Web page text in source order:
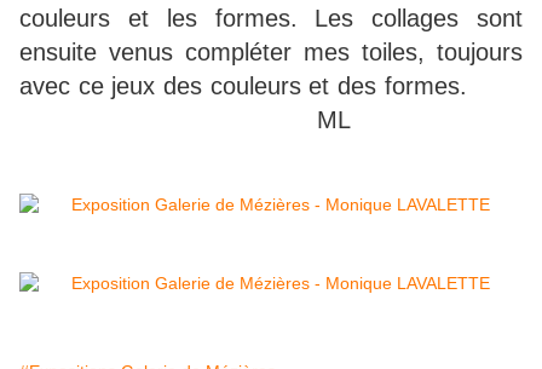
couleurs et les formes. Les collages sont
ensuite venus compléter mes toiles, toujours
avec ce jeux des couleurs et des formes.
ML